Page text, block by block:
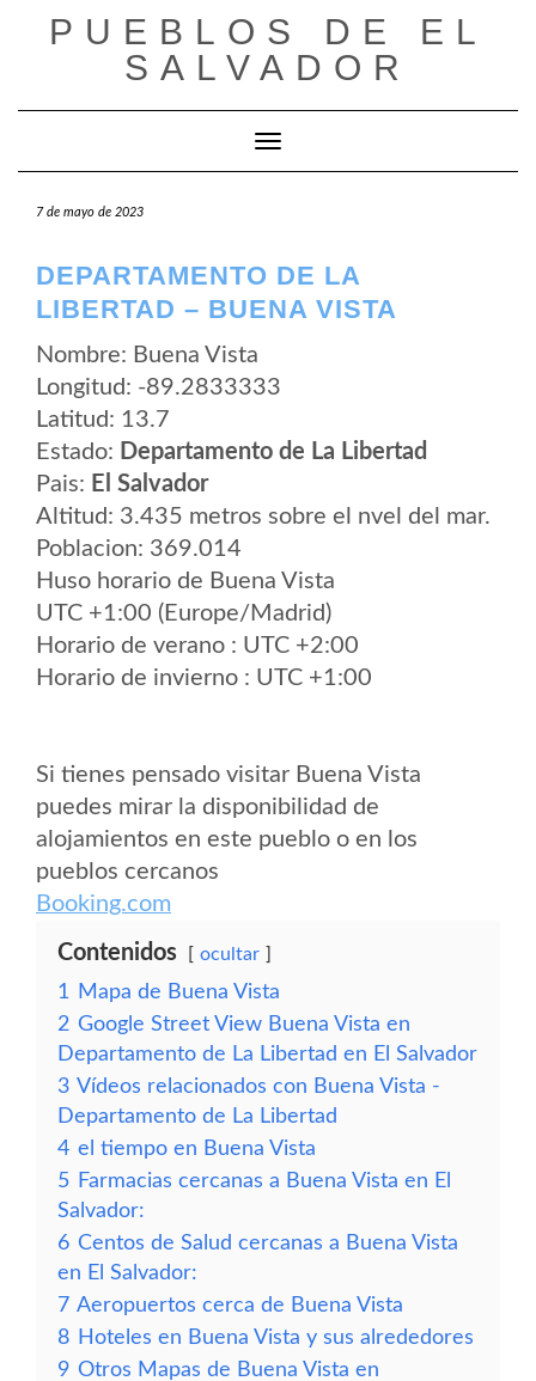
PUEBLOS DE EL
SALVADOR
Cambiar modo de navegación
7 de mayo de 2023
DEPARTAMENTO DE LA
LIBERTAD – BUENA VISTA
Nombre: Buena Vista
Longitud: -89.2833333
Latitud: 13.7
Estado: Departamento de La Libertad
Pais: El Salvador
Altitud: 3.435 metros sobre el nvel del mar.
Poblacion: 369.014
Huso horario de Buena Vista
UTC +1:00 (Europe/Madrid)
Horario de verano : UTC +2:00
Horario de invierno : UTC +1:00
Si tienes pensado visitar Buena Vista
puedes mirar la disponibilidad de
alojamientos en este pueblo o en los
pueblos cercanos
Booking.com
Contenidos ocultar
1
Mapa de Buena Vista
2 Google Street View Buena Vista en
Departamento de La Libertad en El Salvador
3 Vídeos relacionados con Buena Vista -
Departamento de La Libertad
4 el tiempo en Buena Vista
5 Farmacias cercanas a Buena Vista en El
Salvador:
6 Centos de Salud cercanas a Buena Vista
en El Salvador:
7 Aeropuertos cerca de Buena Vista
8 Hoteles en Buena Vista y sus alrededores
9 Otros Mapas de Buena Vista en